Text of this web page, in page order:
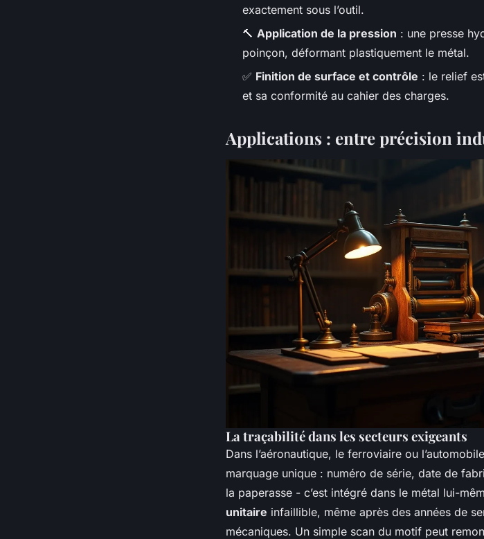
exactement sous l’outil.
🔨 Application de la pression : une presse
poinçon, déformant plastiquement le métal.
✅ Finition de surface et contrôle : le relief
et sa conformité au cahier des charges.
Applications : entre précision
La traçabilité dans les secteurs exigeants
Dans l’aéronautique, le ferroviaire ou
marquage unique : numéro de série, date de
la paperasse - c’est intégré dans le métal lui-
unitaire infaillible, même après des années de
mécaniques. Un simple scan du motif peut